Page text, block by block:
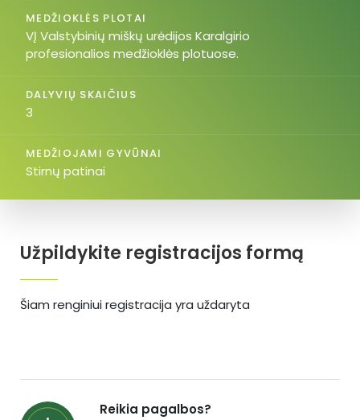
Užpildykite registracijos formą
Šiam renginiui registracija yra uždaryta
MEDŽIOKLĖS PLOTAI
VĮ Valstybinių miškų urėdijos Karalgirio
profesionalios medžioklės plotuose.
DALYVIŲ SKAIČIUS
3
MEDŽIOJAMI GYVŪNAI
Stirnų patinai
Reikia pagalbos?